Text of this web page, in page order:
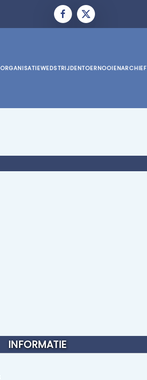
ORGANISATIEWEDSTRIJDENTOERNOOIENARCHIEF
INFORMATIE